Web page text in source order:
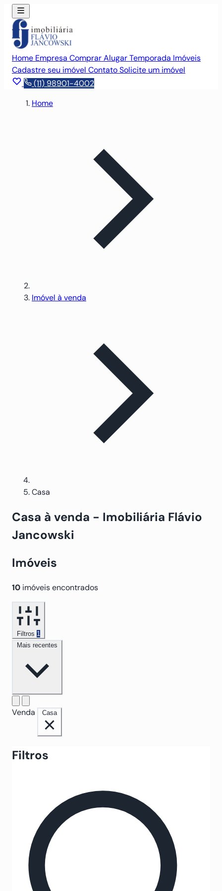
Home Empresa ComprarAlugarTemporada Imóveis
Cadastre seu imóvel ContatoSolicite um imóvel
(11) 98901-4002
Home
Imóvel à venda
Casa
Casa à venda - Imobiliária Flávio
Jancowski
Imóveis
10 imóveis encontrados
Filtros 1
Mais recentes
Venda Casa
Filtros